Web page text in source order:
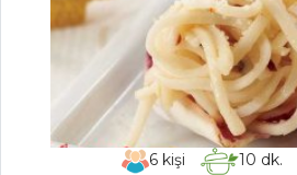
MEZELER VE
SOSLAR
Mastave Tarifi,
Nasıl Yapılır?
6 kişi 10 dk.